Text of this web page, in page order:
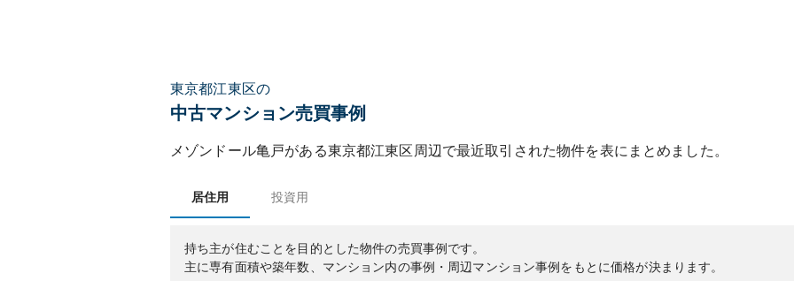
東京都江東区の
中古マンション売買事例
メゾンドール亀戸がある東京都江東区 周辺で最近取引された物件を表にまとめました。
居住用 投資用
持ち主が住むことを目的とした物件の売買事例です。
主に専有面積や築年数、マンション内の事例・周辺マンション事例をもとに価格が決まります。